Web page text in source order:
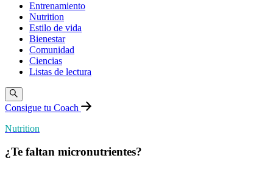
Entrenamiento
Nutrition
Estilo de vida
Bienestar
Comunidad
Ciencias
Listas de lectura
Consigue tu Coach
Nutrition
¿Te faltan micronutrientes?